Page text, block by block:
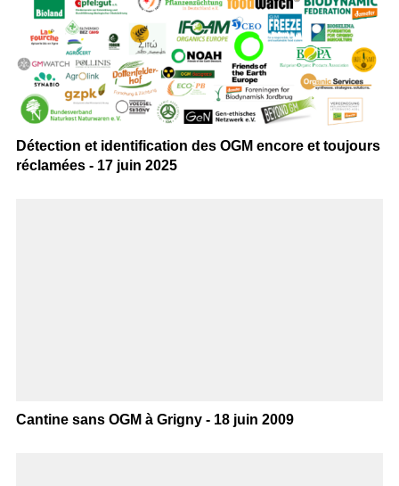
Détection et identification des OGM encore et toujours
réclamées - 17 juin 2025
Cantine sans OGM à Grigny - 18 juin 2009